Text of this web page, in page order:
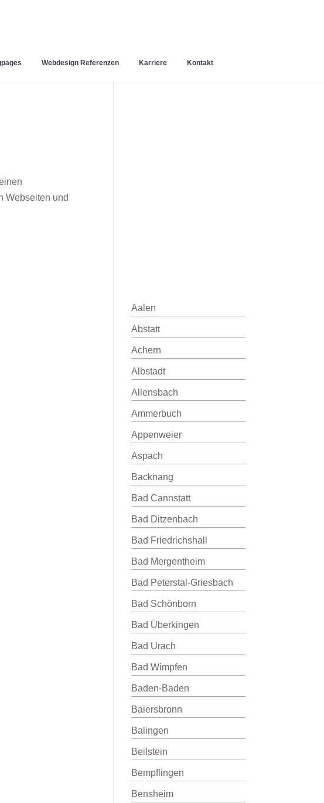
Webdesign Referenzen Karriere Kontakt
Webseiten und
Aalen
Abstatt
Achern
Albstadt
Allensbach
Ammerbuch
Appenweier
Aspach
Backnang
Bad Cannstatt
Bad Ditzenbach
Bad Friedrichshall
Bad Mergentheim
Bad Peterstal-Griesbach
Bad Schönborn
Bad Überkingen
Bad Urach
Bad Wimpfen
Baden-Baden
Baiersbronn
Balingen
Beilstein
Bempflingen
Bensheim